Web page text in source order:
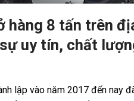
hàng 8 tấn trên
uy tín, chất
lập vào năm 2017 đến nay